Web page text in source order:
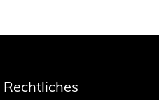
Rechtliches